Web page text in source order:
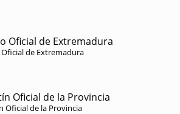
Oficial de Extremadura
de Extremadura
Oficial de la Provincia
Oficial de la Provincia